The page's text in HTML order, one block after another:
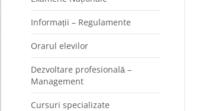
Informații – Regulamente
Orarul elevilor
Dezvoltare profesională –
Management
Cursuri specializate